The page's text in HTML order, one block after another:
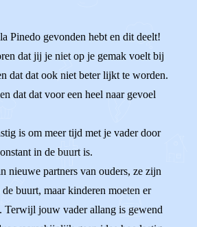
Pinedo gevonden hebt en dit deelt!
dat jij je niet op je gemak voelt bij
dat dat ook niet beter lijkt te worden.
dat dat voor een heel naar gevoel
is om meer tijd met je vader door
in de buurt is.
nieuwe partners van ouders, ze zijn
buurt, maar kinderen moeten er
Terwijl jouw vader allang is gewend